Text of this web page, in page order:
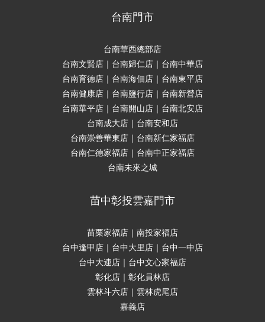
台南門市
台南華西總部店
台南文賢店｜台南歸仁店｜台南中華店
台南育德店｜台南海佃店｜台南東平店
台南健康店｜台南鹽行店｜台南新營店
台南華平店｜台南開山店｜台南北安店
台南成大店｜台南安和店
台南崇善華東店｜台南新仁家福店
台南仁德家福店｜台南中正家福店
台南未來之城
苗中彰投雲嘉門市
苗栗家福店｜南投家福店
台中逢甲店｜台中大里店｜台中一中店
台中大連店｜台中文心家福店
彰化店｜彰化員林店
雲林斗六店｜雲林虎尾店
嘉義店